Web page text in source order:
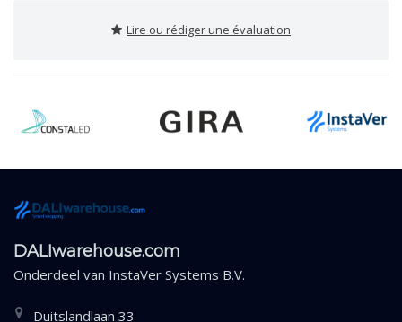
Lire ou rédiger une évaluation
DALIwarehouse.com
Onderdeel van InstaVer Systems B.V.
Duitslandlaan 33